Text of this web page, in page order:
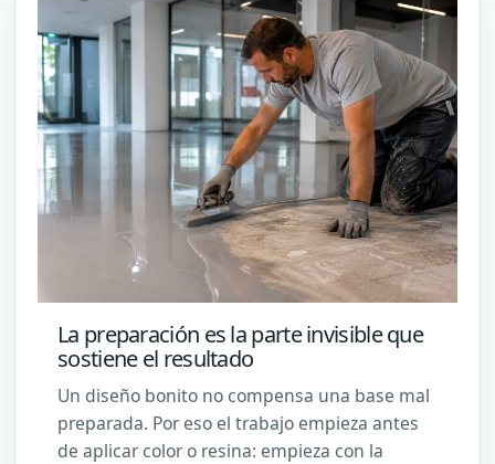
La preparación es la parte invisible que
sostiene el resultado
Un diseño bonito no compensa una base mal
preparada. Por eso el trabajo empieza antes
de aplicar color o resina: empieza con la